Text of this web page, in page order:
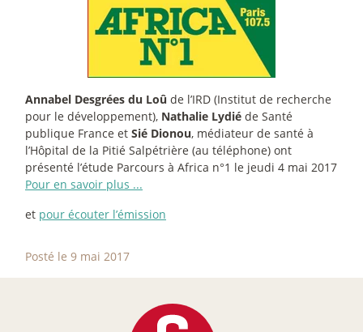
Annabel Desgrées du Loû de l’IRD (Institut de recherche
pour le développement), Nathalie Lydié de Santé
publique France et Sié Dionou, médiateur de santé à
l’Hôpital de la Pitié Salpétrière (au téléphone) ont
présenté l’étude Parcours à Africa n°1 le jeudi 4 mai 2017
Pour en savoir plus ...
et pour écouter l’émission
Posté le 9 mai 2017